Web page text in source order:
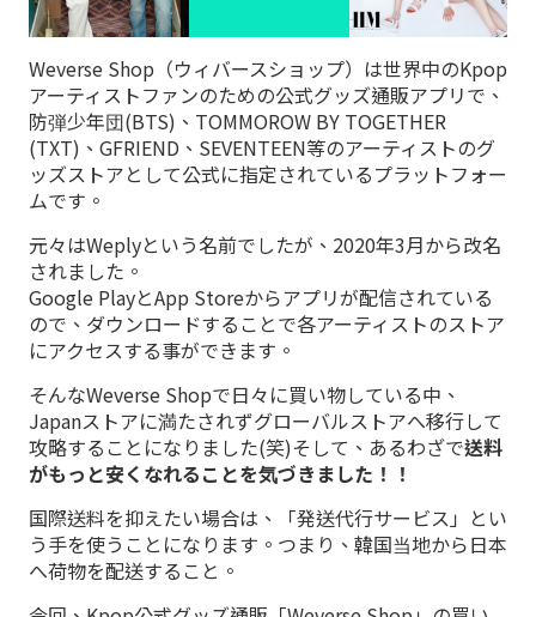
Weverse Shop（ウィバースショップ）は世界中のKpop
アーティストファンのための公式グッズ通販アプリで、
防弾少年団(BTS)、TOMMOROW BY TOGETHER
(TXT)、GFRIEND、SEVENTEEN等のアーティストのグ
ッズストアとして公式に指定されているプラットフォー
ムです。
元々はWeplyという名前でしたが、2020年3月から改名
されました。
Google PlayとApp Storeからアプリが配信されている
ので、ダウンロードすることで各アーティストのストア
にアクセスする事ができます。
そんなWeverse Shopで日々に買い物している中、
Japanストアに満たされずグローバルストアへ移行して
攻略することになりました(笑)そして、あるわざで送料
がもっと安くなれることを気づきました！！
国際送料を抑えたい場合は、「発送代行サービス」とい
う手を使うことになります。つまり、韓国当地から日本
へ荷物を配送すること。